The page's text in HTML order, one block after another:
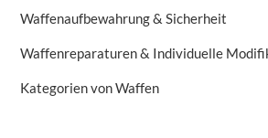
Waffenaufbewahrung & Sicherheit
Waffenreparaturen & Individuelle
Kategorien von Waffen